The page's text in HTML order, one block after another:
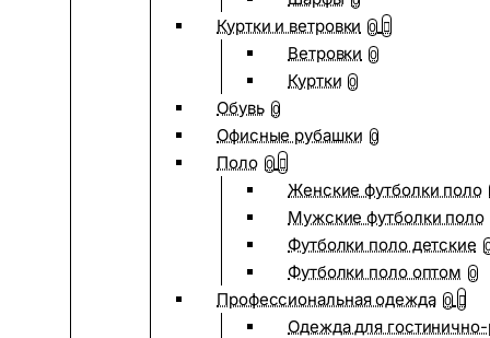
Куртки и ветровки 0
Ветровки 0
Куртки 0
Обувь 0
Офисные рубашки 0
Поло 0
Женские футболки поло
Мужские футболки поло
Футболки поло детские
Футболки поло оптом 0
Профессиональная одежда 0
Одежда для